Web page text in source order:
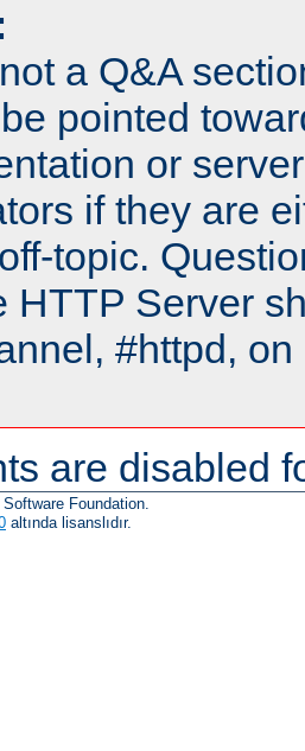
a Q&A
pointed
or
if they are
topic.
HTTP Server
#httpd,
are disabled
Foundation.
altında lisanslıdır.